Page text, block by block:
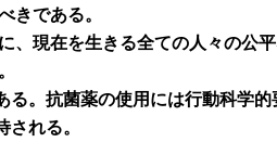
きである。
現在を生きる全ての人々の公
。抗菌薬の使用には行動科学
れる。